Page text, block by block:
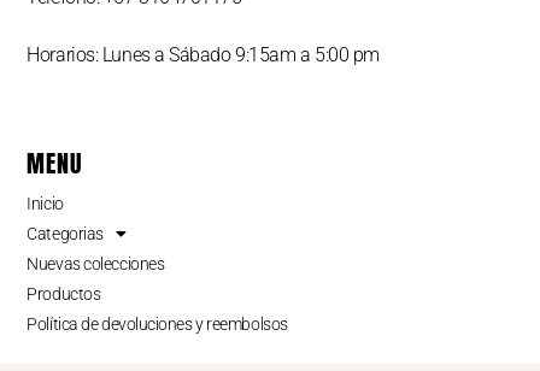
Horarios: Lunes a Sábado 9:15am a 5:00 pm
MENU
Inicio
Categorias
Nuevas colecciones
Productos
Política de devoluciones y reembolsos